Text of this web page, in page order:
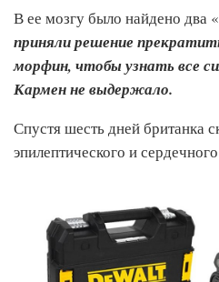
В ее мозгу было найдено два
приняли решение
морфин, чтобы узнать все
Кармен не выдержало.
Спустя шесть дней британка
эпилептического и